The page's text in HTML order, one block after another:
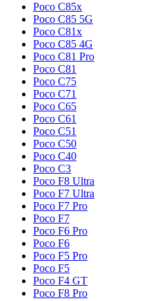
Poco C85x
Poco C85 5G
Poco C81x
Poco C85 4G
Poco C81 Pro
Poco C81
Poco C75
Poco C71
Poco C65
Poco C61
Poco C51
Poco C50
Poco C40
Poco C3
Poco F8 Ultra
Poco F7 Ultra
Poco F7 Pro
Poco F7
Poco F6 Pro
Poco F6
Poco F5 Pro
Poco F5
Poco F4 GT
Poco F8 Pro